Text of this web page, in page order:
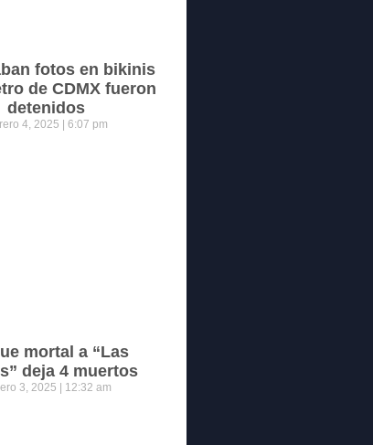
fotos en bikinis
de CDMX fueron
detenidos
4, 2025 6:07 pm
mortal a “Las
deja 4 muertos
3, 2025 12:32 am